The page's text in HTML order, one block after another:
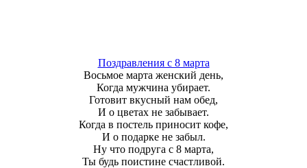
Поздравления с 8 марта
Восьмое марта женский день,
Когда мужчина убирает.
Готовит вкусный нам обед,
И о цветах не забывает.
Когда в постель приносит кофе,
И о подарке не забыл.
Ну что подруга с 8 марта,
Ты будь поистине счастливой.